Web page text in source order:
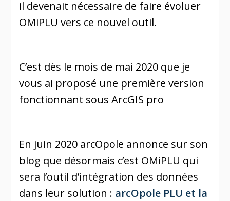
il devenait nécessaire de faire évoluer
OMiPLU vers ce nouvel outil.
C’est dès le mois de mai 2020 que je
vous ai proposé une première version
fonctionnant sous ArcGIS pro
En juin 2020 arcOpole annonce sur son
blog que désormais c’est OMiPLU qui
sera l’outil d’intégration des données
dans leur solution : arcOpole PLU et la